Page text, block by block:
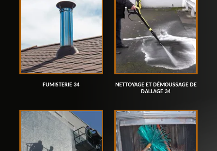
FUMISTERIE 34
NETTOYAGE ET DÉMOUSSAGE DE
DALLAGE 34